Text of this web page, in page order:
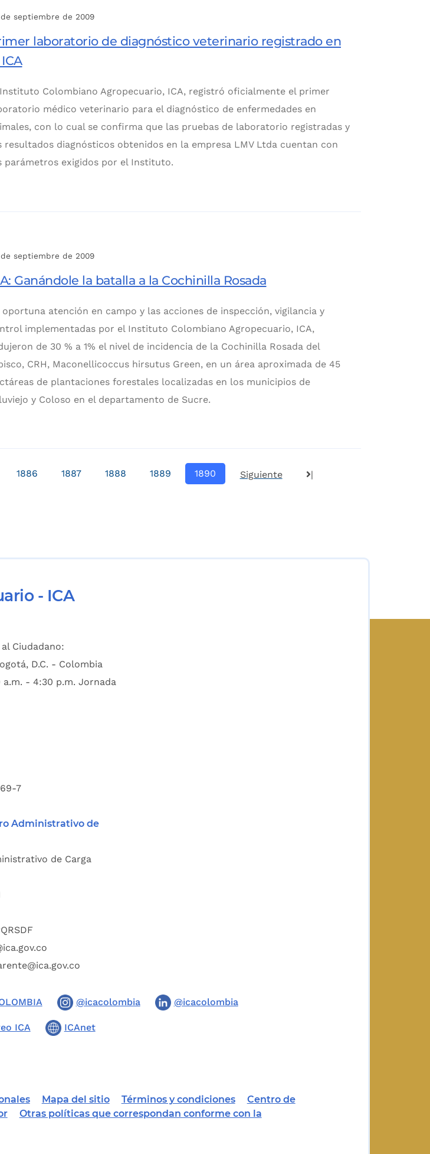
septiembre de 2009
laboratorio de diagnóstico veterinario registrado en
Colombiano Agropecuario, ICA, registró oficialmente el primer
médico veterinario para el diagnóstico de enfermedades en
con lo cual se confirma que las pruebas de laboratorio registradas y
resultados diagnósticos obtenidos en la empresa LMV Ltda cuentan con
parámetros exigidos por el Instituto.
septiembre de 2009
Ganándole la batalla a la Cochinilla Rosada
oportuna atención en campo y las acciones de inspección, vigilancia y
implementadas por el Instituto Colombiano Agropecuario, ICA,
de 30 % a 1% el nivel de incidencia de la Cochinilla Rosada del
CRH, Maconellicoccus hirsutus Green, en un área aproximada de 45
de plantaciones forestales localizadas en los municipios de
y Coloso en el departamento de Sucre.
1886 1887 1888 1889 1890 Siguiente |
- ICA
Ciudadano:
D.C. - Colombia
a.m. - 4:30 p.m. Jornada
7
Administrativo de
de Carga
@icacolombia @icacolombia
ICA ICAnet
Mapa del sitio Términos y condiciones
Centro de
Otras políticas que correspondan conforme con la